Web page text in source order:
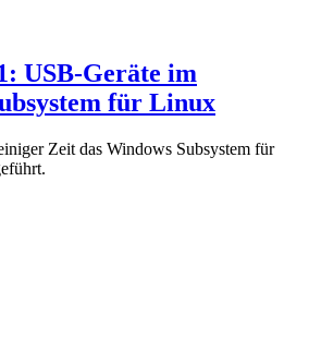
USB-Geräte im
für Linux
Zeit das Windows Subsystem für